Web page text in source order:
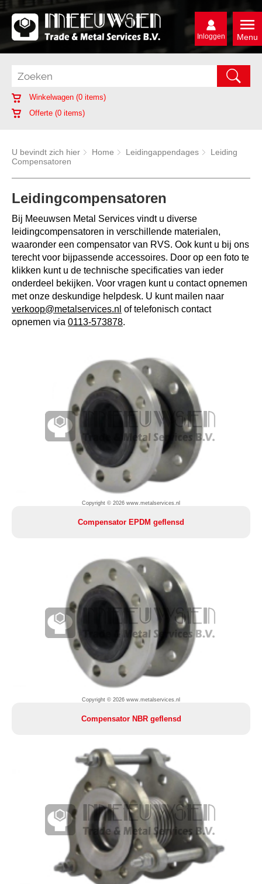
Menu
Inloggen
Winkelwagen (0 items)
Offerte (0 items)
U bevindt zich hier Home Leidingappendages
Leiding
Compensatoren
Leidingcompensatoren
Bij Meeuwsen Metal Services vindt u diverse
leidingcompensatoren in verschillende materialen,
waaronder een compensator van RVS. Ook kunt u bij ons
terecht voor bijpassende accessoires. Door op een foto te
klikken kunt u de technische specificaties van ieder
onderdeel bekijken. Voor vragen kunt u contact opnemen
met onze deskundige helpdesk. U kunt mailen naar
verkoop@metalservices.nl of telefonisch contact
opnemen via 0113-573878.
Copyright © 2026 www.metalservices.nl
Compensator EPDM geflensd
Copyright © 2026 www.metalservices.nl
Compensator NBR geflensd